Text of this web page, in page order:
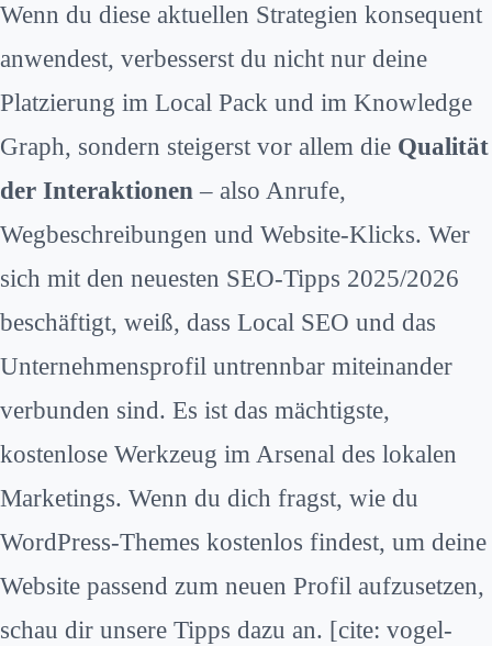
Wenn du diese aktuellen Strategien konsequent
anwendest, verbesserst du nicht nur deine
Platzierung im Local Pack und im Knowledge
Graph, sondern steigerst vor allem die Qualität
der Interaktionen – also Anrufe,
Wegbeschreibungen und Website-Klicks. Wer
sich mit den neuesten SEO-Tipps 2025/2026
beschäftigt, weiß, dass Local SEO und das
Unternehmensprofil untrennbar miteinander
verbunden sind. Es ist das mächtigste,
kostenlose Werkzeug im Arsenal des lokalen
Marketings. Wenn du dich fragst, wie du
WordPress-Themes kostenlos findest, um deine
Website passend zum neuen Profil aufzusetzen,
schau dir unsere Tipps dazu an. [cite: vogel-